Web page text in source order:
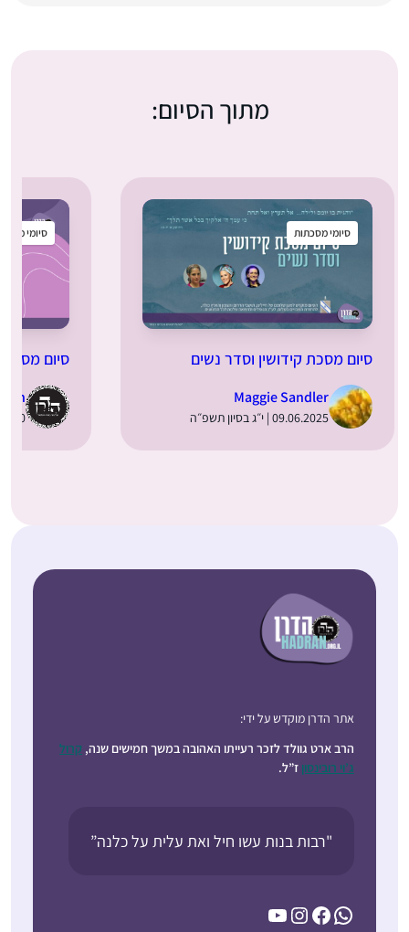
מתוך הסיום:
סיומי מסכתות
סיום מסכת קידושין וסדר נשים
Maggie Sandler
09.06.2025 | י״ג בסיון תשפ״ה
סיומי
סיום
22.11.2020
אתר הדרן מוקדש על ידי:
הרב ארט גוולד לזכר רעייתו האהובה במשך חמישים שנה, קרול
ג’וי רובינסון ז”ל.
"רבות בנות עשו חיל ואת עלית על כלנה”
WhatsApp
Facebook
Instagram
YouTube